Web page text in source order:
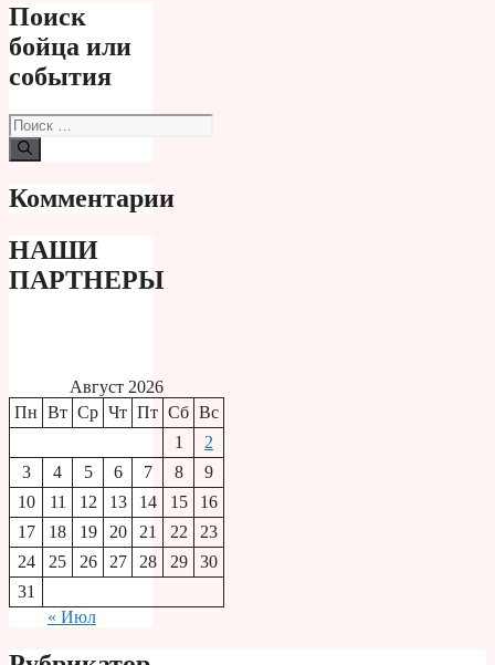
Поиск
бойца или
события
Поиск:
Комментарии
НАШИ
ПАРТНЕРЫ
Август 2026
Пн Вт Ср Чт Пт Сб Вс
1
2
3
4 5 6 7 8
9
10
11 12 13 14 15
16
17
18 19 20 21 22
23
24
25 26 27 28 29
30
31
« Июл